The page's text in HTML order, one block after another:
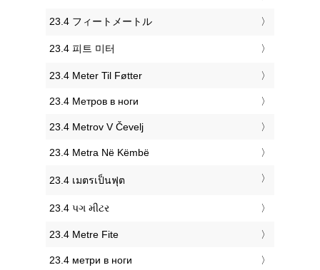
‎23.4 フィートメートル
‎23.4 피트 미터
‎23.4 Meter Til Føtter
‎23.4 Метров в ноги
‎23.4 Metrov V Čevelj
‎23.4 Metra Në Këmbë
‎23.4 เมตรเป็นฟุต
‎23.4 પગ મીટર
‎23.4 Metre Fite
‎23.4 метри в ноги